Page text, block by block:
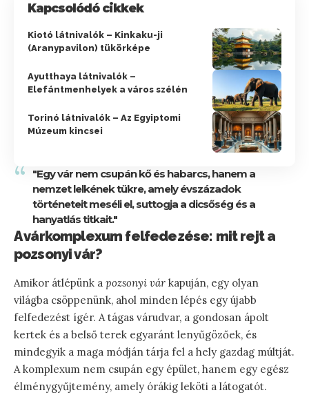
Kapcsolódó cikkek
Kiotó látnivalók – Kinkaku-ji
(Aranypavilon) tükörképe
Ayutthaya látnivalók –
Elefántmenhelyek a város szélén
Torinó látnivalók – Az Egyiptomi
Múzeum kincsei
"Egy vár nem csupán kő és habarcs, hanem a
nemzet lelkének tükre, amely évszázadok
történeteit meséli el, suttogja a dicsőség és a
hanyatlás titkait."
A várkomplexum felfedezése: mit rejt a
pozsonyi vár?
Amikor átlépünk a pozsonyi vár kapuján, egy olyan
világba csöppenünk, ahol minden lépés egy újabb
felfedezést ígér. A tágas várudvar, a gondosan ápolt
kertek és a belső terek egyaránt lenyűgözőek, és
mindegyik a maga módján tárja fel a hely gazdag múltját.
A komplexum nem csupán egy épület, hanem egy egész
élménygyűjtemény, amely órákig leköti a látogatót.